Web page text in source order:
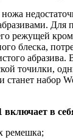
Для
режущей
блеска,
абразива.
точилки,
станет набор
включает в
ремешка;